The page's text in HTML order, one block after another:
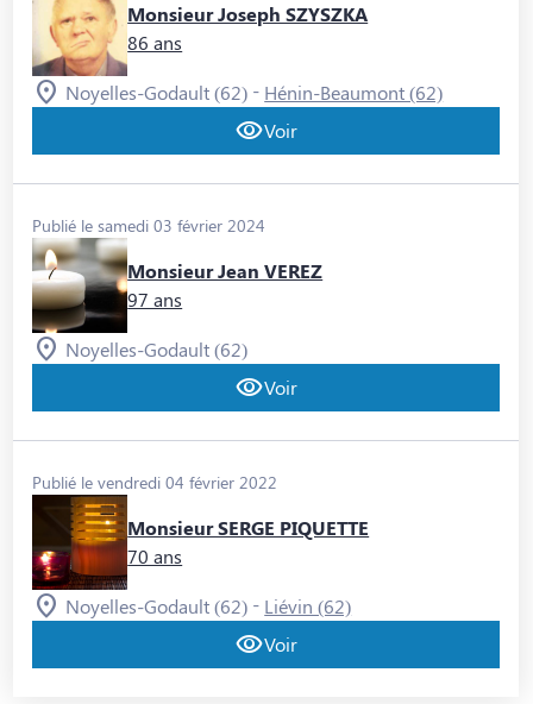
Monsieur Joseph SZYSZKA
86 ans
Noyelles-Godault (62) - Hénin-Beaumont (62)
Voir
Publié le samedi 03 février 2024
Monsieur Jean VEREZ
97 ans
Noyelles-Godault (62)
Voir
Publié le vendredi 04 février 2022
Monsieur SERGE PIQUETTE
70 ans
Noyelles-Godault (62) - Liévin (62)
Voir